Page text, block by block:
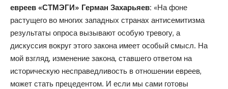
евреев «СТМЭГИ» Герман Захарьяев: «На фоне
растущего во многих западных странах антисемитизма
результаты опроса вызывают особую тревогу, а
дискуссия вокруг этого закона имеет особый смысл. На
мой взгляд, изменение закона, ставшего ответом на
историческую несправедливость в отношении евреев,
может стать прецедентом. И если мы сами готовы